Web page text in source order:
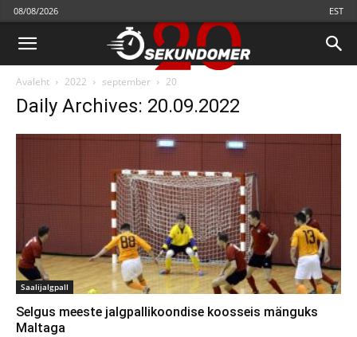
08/08/2026 EST
Avaleht 2022 september 20
Daily Archives: 20.09.2022
Saalijalgpall
Selgus meeste jalgpallikoondise koosseis mänguks
Maltaga